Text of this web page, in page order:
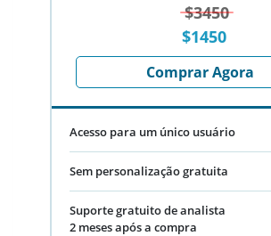
$3450
$1450
Comprar Agora
Acesso para um único usuário
Sem personalização gratuita
Suporte gratuito de analista
2 meses após a compra